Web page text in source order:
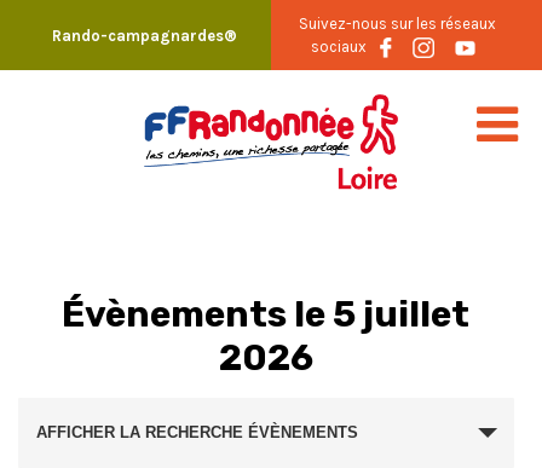
content
Rando-campagnardes®
Suivez-nous sur les réseaux
sociaux
Évènements le 5 juillet
2026
Recherche
AFFICHER LA RECHERCHE ÉVÈNEMENTS